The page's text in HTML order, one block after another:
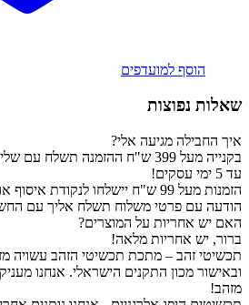
הוסף למועדפים
שאלות נפוצות
איך החבילה מגיעה אלי?
בקנייה מעל 399 ש"ח ההזמנה
עד 5 ימי עסקים!
הזמנות מעל 99 ש"ח יישלחו לנקודת איסוף או בדואר רשום ללא עלות!
הודעה עם פרטי משלוח תשלח אליך עם
האם יש אחריות על המוצרים?
ברור, יש אחריות מלאה!
ובאישור מכון התקנים הישראלי. אנחנו
מזהב!